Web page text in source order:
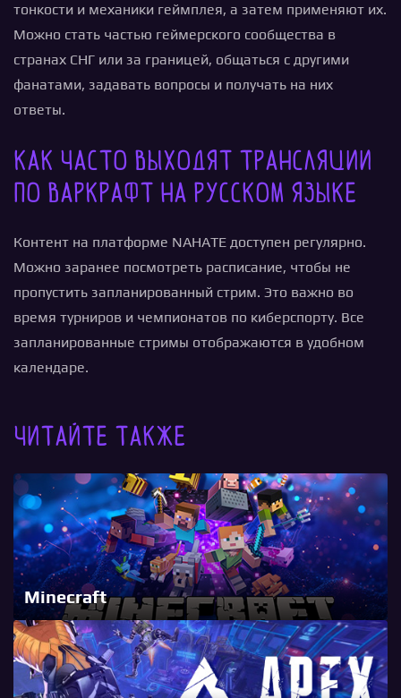
тонкости и механики геймплея, а затем применяют их.
Можно стать частью геймерского сообщества в
странах СНГ или за границей, общаться с другими
фанатами, задавать вопросы и получать на них
ответы.
Как часто выходят трансляции
по Варкрафт на русском языке
Контент на платформе NAHATE доступен регулярно.
Можно заранее посмотреть расписание, чтобы не
пропустить запланированный стрим. Это важно во
время турниров и чемпионатов по киберспорту. Все
запланированные стримы отображаются в удобном
календаре.
Читайте также
Minecraft